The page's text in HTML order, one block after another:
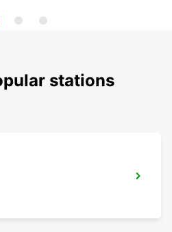
stations